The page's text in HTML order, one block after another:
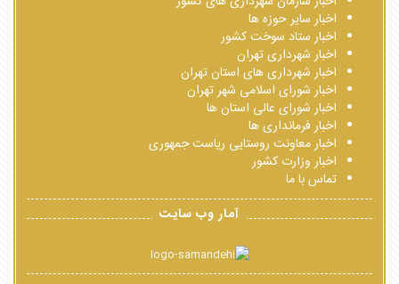
اخبار سایر حوزه ها
اخبار ستاد سوخت کشور
اخبار شهرداری تهران
اخبار شهرداری های استان تهران
اخبار شورای اسلامی شهر تهران
اخبار شورای عالی استان ها
اخبار فرمانداری ها
اخبار معاونت روستایی ریاست جمهوری
اخبار وزارت کشور
تماس با ما
آمار وب سایت